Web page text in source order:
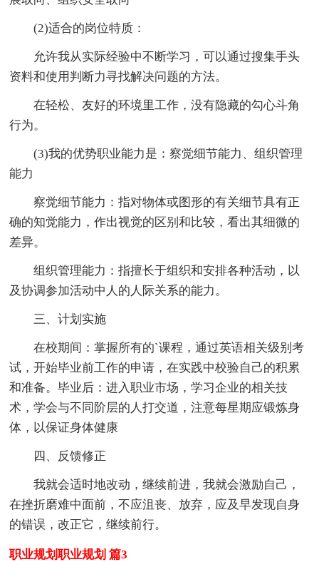
(2)适合的岗位特质：
允许我从实际经验中不断学习，可以通过搜集手头
资料和使用判断力寻找解决问题的方法。
在轻松、友好的环境里工作，没有隐藏的勾心斗角
行为。
(3)我的优势职业能力是：察觉细节能力、组织管理
能力
察觉细节能力：指对物体或图形的有关细节具有正
确的知觉能力，作出视觉的区别和比较，看出其细微的
差异。
组织管理能力：指擅长于组织和安排各种活动，以
及协调参加活动中人的人际关系的能力。
三、计划实施
在校期间：掌握所有的`课程，通过英语相关级别考
试，开始毕业前工作的申请，在实践中校验自己的积累
和准备。毕业后：进入职业市场，学习企业的相关技
术，学会与不同阶层的人打交道，注意每星期应锻炼身
体，以保证身体健康
四、反馈修正
我就会适时地改动，继续前进，我就会激励自己，
在挫折磨难中面前，不应沮丧、放弃，应及早发现自身
的错误，改正它，继续前行。
职业规划职业规划 篇3